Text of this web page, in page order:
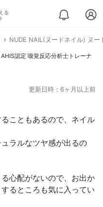
る
NUDE NAIL(ヌードネイル) ヌ
認定 嗅覚反応分析士トレーナ
更新日時：6ヶ月以上前
こともあるので、ネイル
ラルなツヤ感が出るの
心配がないので、お出か
るところも気に入ってい